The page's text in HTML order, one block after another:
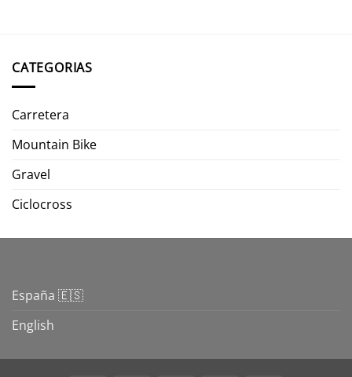
CATEGORIAS
Carretera
Mountain Bike
Gravel
Ciclocross
España 🇪🇸
English